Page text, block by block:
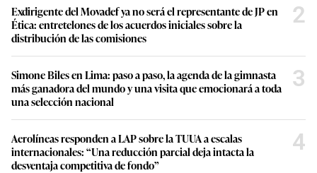
Exdirigente del Movadef ya no será el representante de JP en
Ética: entretelones de los acuerdos iniciales sobre la
distribución de las comisiones
2
Simone Biles en Lima: paso a paso, la agenda de la gimnasta
más ganadora del mundo y una visita que emocionará a toda
una selección nacional
3
Aerolíneas responden a LAP sobre la TUUA a escalas
internacionales: “Una reducción parcial deja intacta la
desventaja competitiva de fondo”
4